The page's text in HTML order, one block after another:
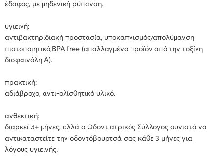
έδαφος, με μηδενική ρύπανση.
υγιεινή:
αντιβακτηριδιακή προστασία, υποκαπνισμός/απολύμανση
πιστοποιητικό,BPA free (απαλλαγμένο προϊόν από την τοξίνη
δισφαινόλη Α).
πρακτική:
αδιάβροχο, αντι-ολίσθητικό υλικό.
ανθεκτική:
διαρκεί 3+ μήνες, αλλά ο Οδοντιατρικός Σύλλογος συνιστά να
αντικαταστείτε την οδοντόβουρτσά σας κάθε 3 μήνες για
λόγους υγιεινής.